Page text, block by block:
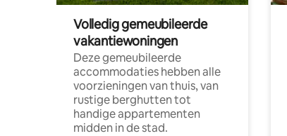
Volledig gemeubileerde
vakantiewoningen
Deze gemeubileerde
accommodaties hebben alle
voorzieningen van thuis, van
rustige berghutten tot
handige appartementen
midden in de stad.